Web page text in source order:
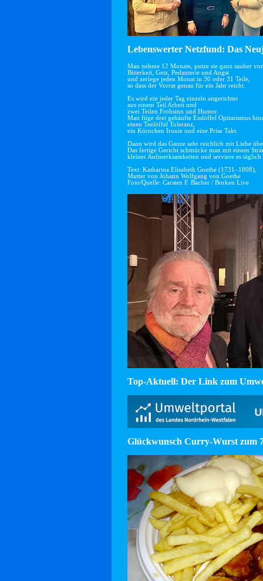
Lebenswerter Netzfund: Das
Man nehme 12 Monate, putze sie ganz sauber
Bitterkeit, Geiz, Pedanterie und Angst
und zerlege jeden Monat in 30 oder 31 Teile,
so dass der Vorrat genau für ein Jahr reicht.
Es wird ein jeder Tag einzeln angerichtet
aus einem Teil Arbeit und
zwei Teilen Frohsinn und Humor.
Man füge drei gehäufte Esslöffel Optimismus
einen Teelöffel Toleranz,
ein Körnchen Ironie und eine Prise Takt.
Dann wird das Ganze sehr reichlich mit Liebe
Das fertige Gericht schmücke man mit einem
kleiner Aufmerksamkeiten und serviere es
Text: Katharina Elisabeth Goethe (1731–1808),
Mutter von Johann Wolfgang von Goethe
Foto/Quelle: Carsten F. Bacher / Borken Live
Top-Aktuell: Der Link zum
Glückwunsch Curry-Wurst zum